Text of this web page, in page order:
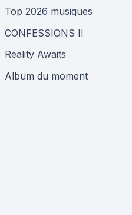
Top 2026 musiques
CONFESSIONS II
Reality Awaits
Album du moment